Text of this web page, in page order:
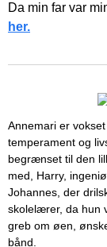
Da min far var
her.
Annemari er
temperament og
begrænset til den
med, Harry,
Johannes, der
skolelærer, da hun
greb om øen,
bånd.